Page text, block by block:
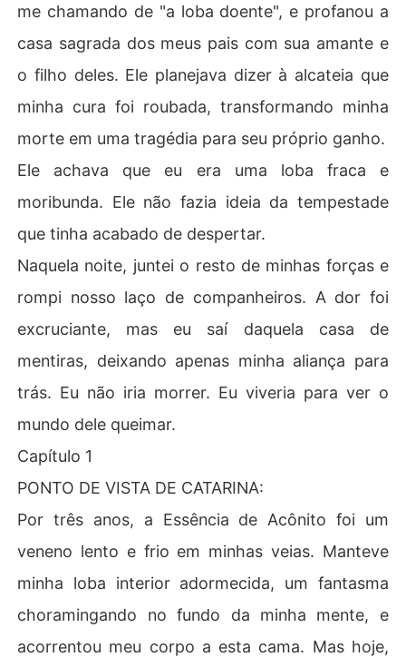
me chamando de "a loba doente", e profanou a
casa sagrada dos meus pais com sua amante e
o filho deles. Ele planejava dizer à alcateia que
minha cura foi roubada, transformando minha
morte em uma tragédia para seu próprio ganho.
Ele achava que eu era uma loba fraca e
moribunda. Ele não fazia ideia da tempestade
que tinha acabado de despertar.
Naquela noite, juntei o resto de minhas forças e
rompi nosso laço de companheiros. A dor foi
excruciante, mas eu saí daquela casa de
mentiras, deixando apenas minha aliança para
trás. Eu não iria morrer. Eu viveria para ver o
mundo dele queimar.
Capítulo 1
PONTO DE VISTA DE CATARINA:
Por três anos, a Essência de Acônito foi um
veneno lento e frio em minhas veias. Manteve
minha loba interior adormecida, um fantasma
choramingando no fundo da minha mente, e
acorrentou meu corpo a esta cama. Mas hoje,